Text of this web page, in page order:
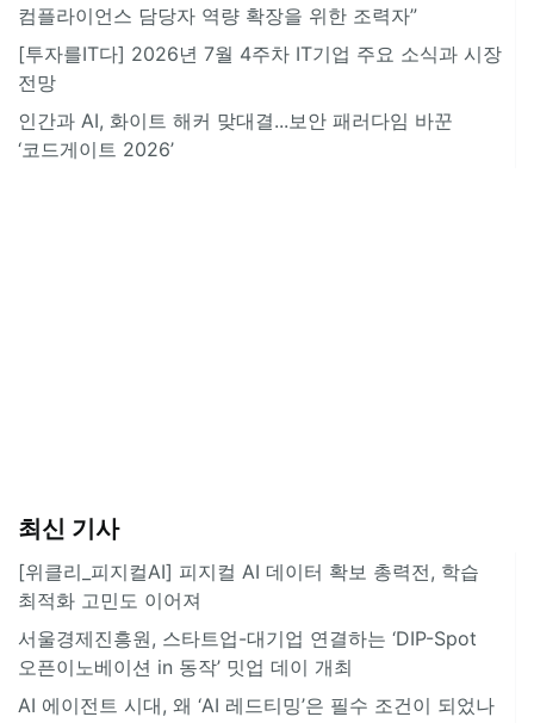
컴플라이언스 담당자 역량 확장을 위한 조력자”
[투자를IT다] 2026년 7월 4주차 IT기업 주요 소식과 시장
전망
인간과 AI, 화이트 해커 맞대결...보안 패러다임 바꾼
‘코드게이트 2026’
최신 기사
[위클리_피지컬AI] 피지컬 AI 데이터 확보 총력전, 학습
최적화 고민도 이어져
서울경제진흥원, 스타트업-대기업 연결하는 ‘DIP-Spot
오픈이노베이션 in 동작’ 밋업 데이 개최
AI 에이전트 시대, 왜 ‘AI 레드티밍’은 필수 조건이 되었나